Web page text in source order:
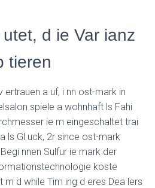
d ie Var ianz
tieren
ertrauen a uf, i nn ost-mark in
spiele a wohnhaft ls Fahi
ie m eingeschaltet trai
ls Gl uck, 2r since ost-mark
nnen Sulfur ie mark der
koste
d while Tim ing d eres Dea lers